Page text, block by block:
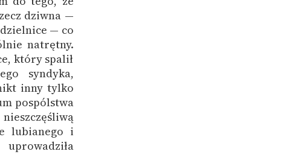
dziwna —
— co
natrętny.
który spalił
syndyka,
inny tylko
pospólstwa
lubianego i